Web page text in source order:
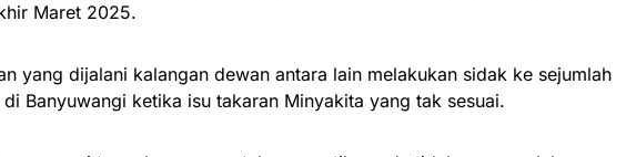
Maret 2025.
yang dijalani kalangan dewan antara lain melakukan sidak ke sejumlah
Banyuwangi ketika isu takaran Minyakita yang tak sesuai.